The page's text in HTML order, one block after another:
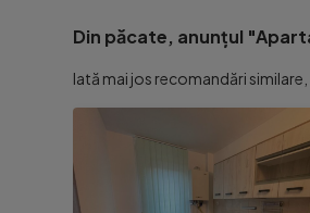
Din păcate, anunțul
Iată mai jos recomandări